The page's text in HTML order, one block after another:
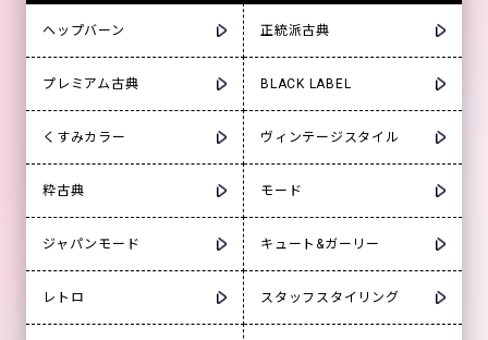
ヘップバーン 正統派古典
プレミアム古典 BLACK LABEL
くすみカラー ヴィンテージスタイル
粋古典 モード
ジャパンモード キュート&ガーリー
レトロ スタッフスタイリング